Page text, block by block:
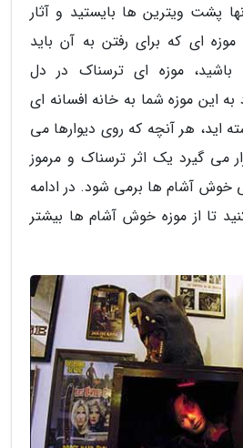
پشت ویترین ها بایستید و آثار
ای که برای رفتن به آن باید
موزه ای ترسناک در دل
به این موزه شما به خانه افسانه ای
اید، هر آنچه که روی دیوارها می
می گیرد یک اثر ترسناک و مرموز
خوش آشام ها برمی شود. در ادامه
تا از موزه خوش آشام ها بیشتر